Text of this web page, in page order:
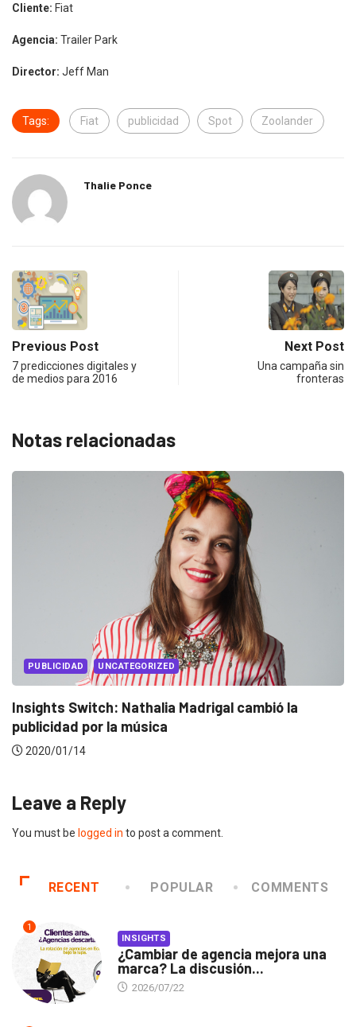
Cliente: Fiat
Agencia: Trailer Park
Director: Jeff Man
Tags: Fiat publicidad Spot Zoolander
Thalie Ponce
Previous Post
7 predicciones digitales y
de medios para 2016
Next Post
Una campaña sin
fronteras
Notas relacionadas
EVENTOS LUX AWARDS
Conoce a los ganadores de Lux Awards 2019
2019/12/04
Leave a Reply
You must be logged in to post a comment.
RECENT POPULAR COMMENTS
1
INSIGHTS
¿Cambiar de agencia mejora una
marca? La discusión...
2026/07/22